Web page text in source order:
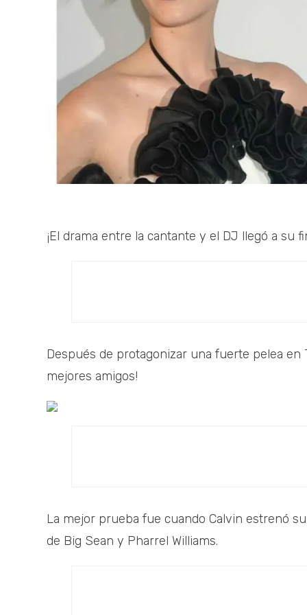
¡El drama entre la cantante y el DJ llegó a su
Después de protagonizar una fuerte pelea en
mejores amigos!
La mejor prueba fue cuando Calvin estrenó
de Big Sean y Pharrel Williams.